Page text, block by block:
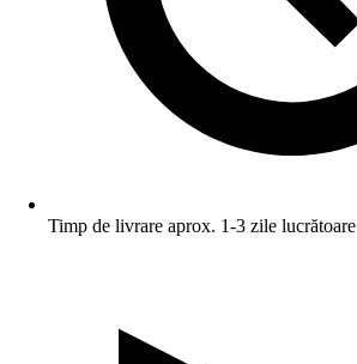
Timp de livrare aprox. 1-3 zile lucrătoare